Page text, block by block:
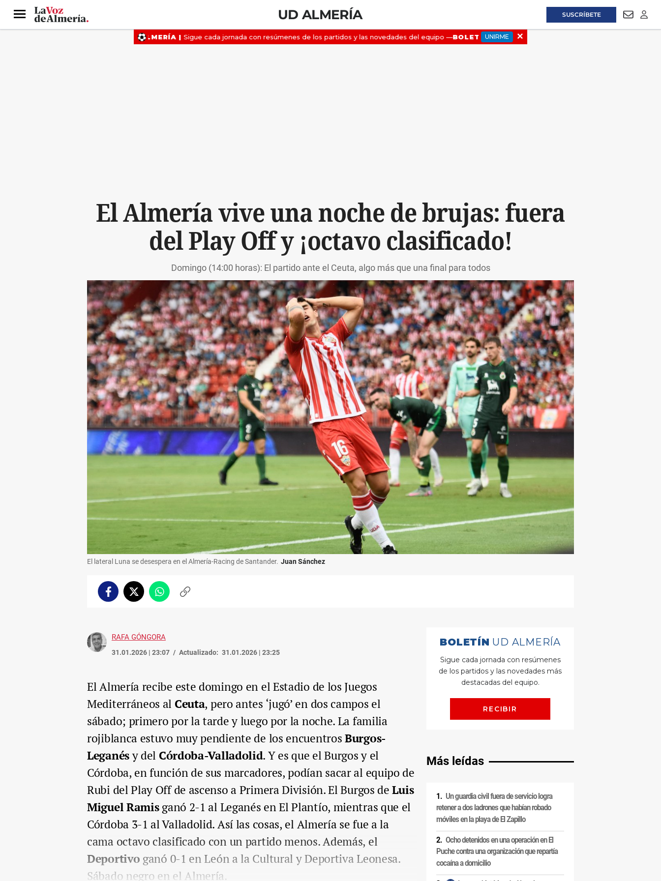
SUSCRÍBETE
Menú UD ALMERÍA
El Almería vive una noche de brujas: fuera
del Play Off y ¡octavo clasificado!
Domingo (14:00 horas): El partido ante el Ceuta, algo más que una final para todos
El lateral Luna se desespera en el Almería-Racing de Santander. Juan Sánchez
FacebookTwitterWhatsappCopiar
RAFA GÓNGORA
31.01.2026 | 23:07 Actualizado: 31.01.2026 | 23:25
El Almería recibe este domingo en el Estadio de los Juegos
Mediterráneos al Ceuta, pero antes ‘jugó’ en dos campos el
sábado; primero por la tarde y luego por la noche. La familia
rojiblanca estuvo muy pendiente de los encuentrosBurgos-
Leganésy del Córdoba-Valladolid. Y es que el Burgos y el
Córdoba, en función de sus marcadores, podían sacar al equipo de
Rubi del Play Off de ascenso a Primera División. El Burgos deLuis
Miguel Ramisganó 2-1 al Leganés en El Plantío, mientras que el
Córdoba 3-1 al Valladolid. Así las cosas, el Almería se fue a la
cama octavo clasificado con un partido menos. Además, el
Deportivo ganó 0-1 en León a la Cultural y Deportiva Leonesa.
Sábado negro en el Almería.
Más leídas
Un guardia civil fuera de servicio logra
retener a dos ladrones que habían robado
móviles en la playa de El Zapillo
Ocho detenidos en una operación en El
Puche contra una organización que repartía
cocaína a domicilio